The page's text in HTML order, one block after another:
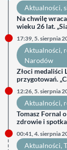
Aktualności,
Na chwilę
wieku 26 lat.
17:39, 5. sierpnia
Aktualności,
Narodów
Złoci medaliści
przygotowań.
12:26, 5. sierpnia
Aktualności,
Tomasz Fornal
zdrowie i
00:41, 4. sierpnia
Aktualności,